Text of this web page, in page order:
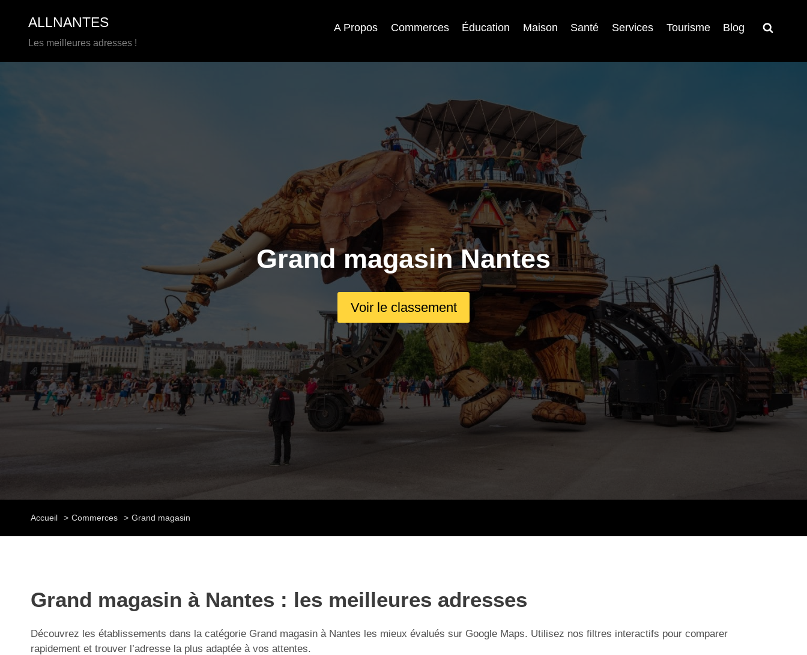
contenu
ALLNANTES
Les meilleures adresses !
A Propos Commerces Éducation Maison Santé Services Tourisme Blog
Grand magasin Nantes
Voir le classement
Accueil Commerces Grand magasin
Grand magasin à Nantes : les meilleures adresses
Découvrez les établissements dans la catégorie Grand magasin à Nantes les mieux évalués sur Google Maps. Utilisez nos filtres interactifs pour comparer
rapidement et trouver l’adresse la plus adaptée à vos attentes.